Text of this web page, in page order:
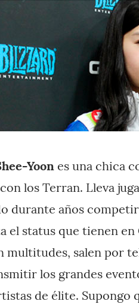
Yoon es una chica
los Terran. Lleva
durante años
el status que tienen
multitudes, salen por
los grandes
de élite. Supongo